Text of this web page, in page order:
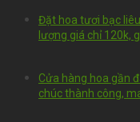
Đặt hoa tươi bạc
lượng giá chỉ 120k,
Cửa hàng hoa gần
chúc thành công,